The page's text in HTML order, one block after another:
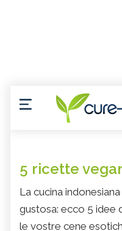
5 ricette
La cucina
gustosa: ecco 5 idee
le vostre cene